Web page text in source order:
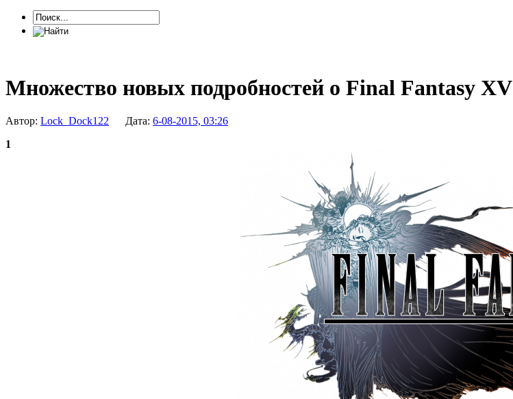
Множество новых подробностей о Final Fantasy XV
Автор: Lock_Dock122 Дата: 6-08-2015, 03:26
1